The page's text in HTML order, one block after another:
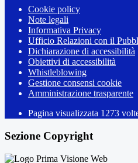
Cookie policy
Note legali
Informativa Privacy
Ufficio Relazioni con il
Dichiarazione di accessibilità
Obiettivi di accessibilità
Whistleblowing
Gestione consensi cookie
Amministrazione trasparente
Pagina visualizzata 1273
Sezione Copyright